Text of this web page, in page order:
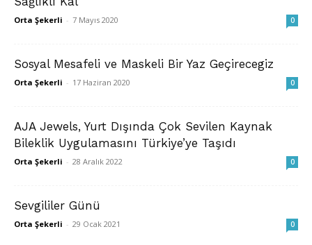
Orta Şekerli - 7 Mayıs 2020 0
Sosyal Mesafeli ve Maskeli Bir Yaz Geçirecegiz
Orta Şekerli - 17 Haziran 2020 0
AJA Jewels, Yurt Dışında Çok Sevilen Kaynak
Bileklik Uygulamasını Türkiye’ye Taşıdı
Orta Şekerli - 28 Aralık 2022 0
Sevgililer Günü
Orta Şekerli - 29 Ocak 2021 0